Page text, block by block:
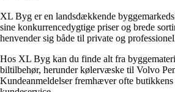
XL Byg er en landsdækkende
sine konkurrencedygtige priser og brede
henvender sig både til private og
Hos XL Byg kan du finde alt fra
biltilbehør, herunder kølervæske til Volvo
Kundeanmeldelser fremhæver ofte